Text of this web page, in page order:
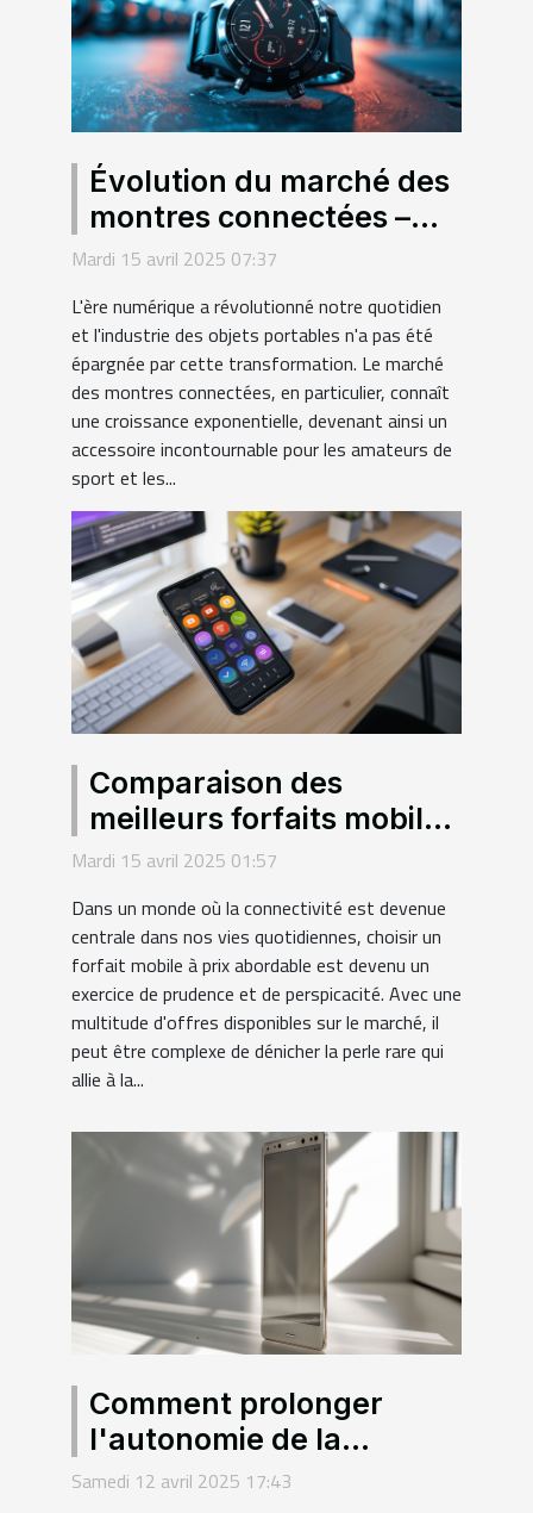
Évolution du marché des
montres connectées –
Quels modèles privilégier
Mardi 15 avril 2025 07:37
L'ère numérique a révolutionné notre quotidien
et l'industrie des objets portables n'a pas été
épargnée par cette transformation. Le marché
des montres connectées, en particulier, connaît
une croissance exponentielle, devenant ainsi un
accessoire incontournable pour les amateurs de
sport et les...
Comparaison des
meilleurs forfaits mobiles
à petit prix en France
Mardi 15 avril 2025 01:57
Dans un monde où la connectivité est devenue
centrale dans nos vies quotidiennes, choisir un
forfait mobile à prix abordable est devenu un
exercice de prudence et de perspicacité. Avec une
multitude d'offres disponibles sur le marché, il
peut être complexe de dénicher la perle rare qui
allie à la...
Comment prolonger
l'autonomie de la
batterie sur les
Samedi 12 avril 2025 17:43